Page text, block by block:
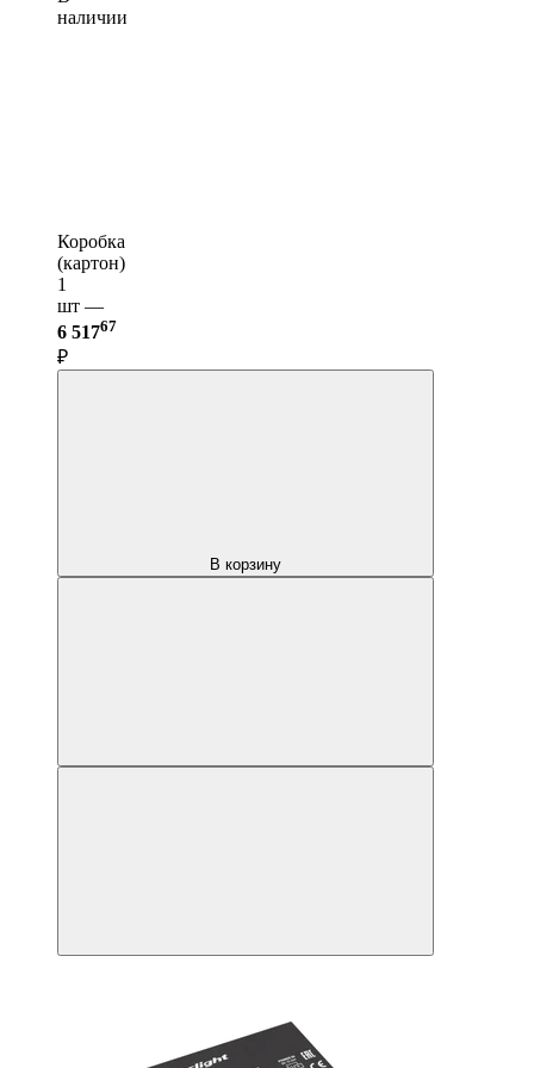
наличии
Коробка
(картон)
1
шт —
6 51767
₽
В корзину